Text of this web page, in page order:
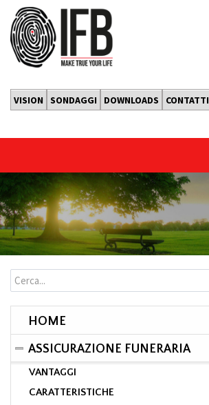
VISION SONDAGGI DOWNLOADS CONTATTI
HOME
ASSICURAZIONE FUNERARIA
VANTAGGI
CARATTERISTICHE